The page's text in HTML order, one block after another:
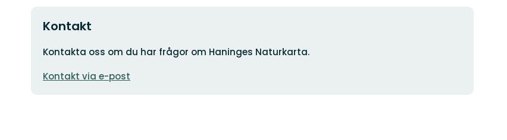
Kontakt
Adress
Kontakta oss om du har frågor om Haninges Naturkarta.
postadress
Kontakt via e-post